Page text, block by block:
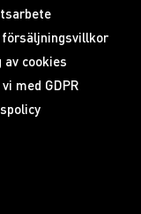
försäljningsvillkor
av cookies
med GDPR